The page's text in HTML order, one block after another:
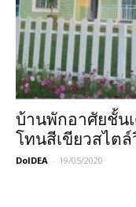
บ้านพักอาศัยชั้น
โทนสีเขียวสไตล์
DoIDEA - 19/05/2020